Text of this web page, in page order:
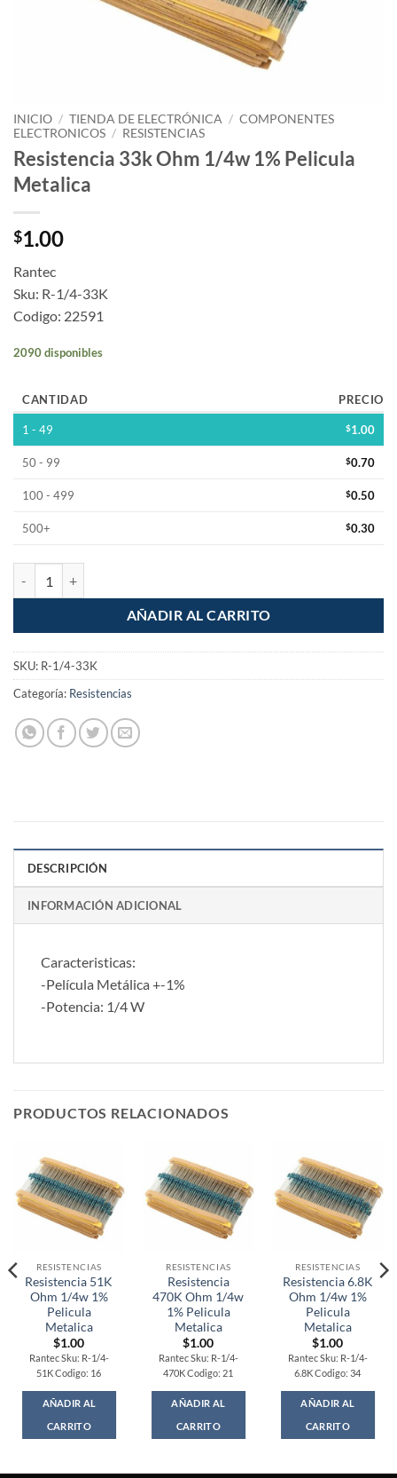
INICIO / TIENDA DE ELECTRÓNICA / COMPONENTES
ELECTRONICOS / RESISTENCIAS
Resistencia 33k Ohm 1/4w 1% Pelicula
Metalica
$1.00
Rantec
Sku: R-1/4-33K
Codigo: 22591
2090 disponibles
CANTIDAD PRECIO
1 - 49 $1.00
50 - 99 $0.70
100 - 499 $0.50
500+ $0.30
AÑADIR AL CARRITO
SKU: R-1/4-33K
Categoría: Resistencias
DESCRIPCIÓN
INFORMACIÓN ADICIONAL
Caracteristicas:
-Película Metálica +-1%
-Potencia: 1/4 W
PRODUCTOS RELACIONADOS
RESISTENCIAS
Resistencia 51K
Ohm 1/4w 1%
Pelicula
Metalica
$1.00
Rantec Sku: R-1/4-
51K Codigo: 16
AÑADIR AL
CARRITO
RESISTENCIAS
Resistencia
470K Ohm 1/4w
1% Pelicula
Metalica
$1.00
Rantec Sku: R-1/4-
470K Codigo: 21
AÑADIR AL
CARRITO
RESISTENCIAS
Resistencia 6.8K
Ohm 1/4w 1%
Pelicula
Metalica
$1.00
Rantec Sku: R-1/4-
6.8K Codigo: 34
AÑADIR AL
CARRITO